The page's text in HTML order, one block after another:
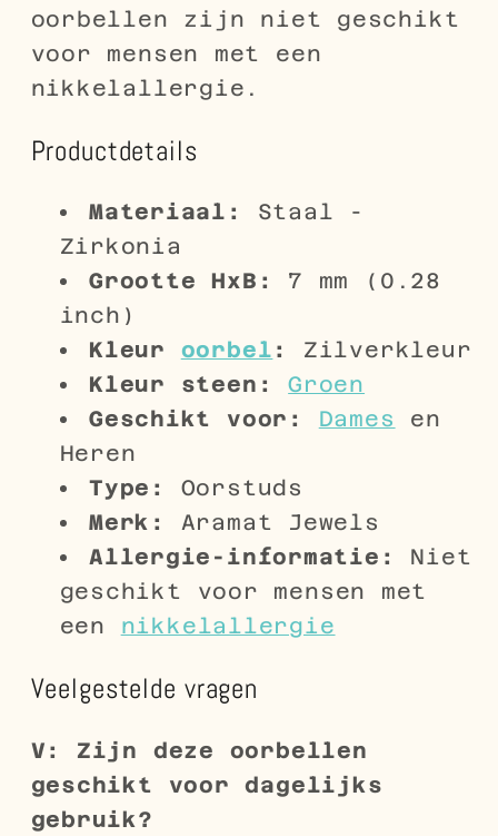
oorbellen zijn niet geschikt
voor mensen met een
nikkelallergie.
Productdetails
Materiaal:
Staal -
Zirkonia
Grootte HxB:
7 mm (0.28
inch)
Kleur oorbel :
Zilverkleur
Kleur steen:
Groen
Geschikt voor:
Dames
en
Heren
Type:
Oorstuds
Merk:
Aramat Jewels
Allergie-informatie:
Niet
geschikt voor mensen met
een nikkelallergie
Veelgestelde vragen
V: Zijn deze oorbellen
geschikt voor dagelijks
gebruik?